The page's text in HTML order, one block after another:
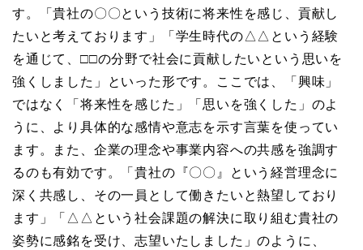
す。「貴社の〇〇という技術に将来性を感じ、貢献し
たいと考えております」「学生時代の△△という経験
を通じて、□□の分野で社会に貢献したいという思いを
強くしました」といった形です。ここでは、「興味」
ではなく「将来性を感じた」「思いを強くした」のよ
うに、より具体的な感情や意志を示す言葉を使ってい
ます。また、企業の理念や事業内容への共感を強調す
るのも有効です。「貴社の『〇〇』という経営理念に
深く共感し、その一員として働きたいと熱望しており
ます」「△△という社会課題の解決に取り組む貴社の
姿勢に感銘を受け、志望いたしました」のように、